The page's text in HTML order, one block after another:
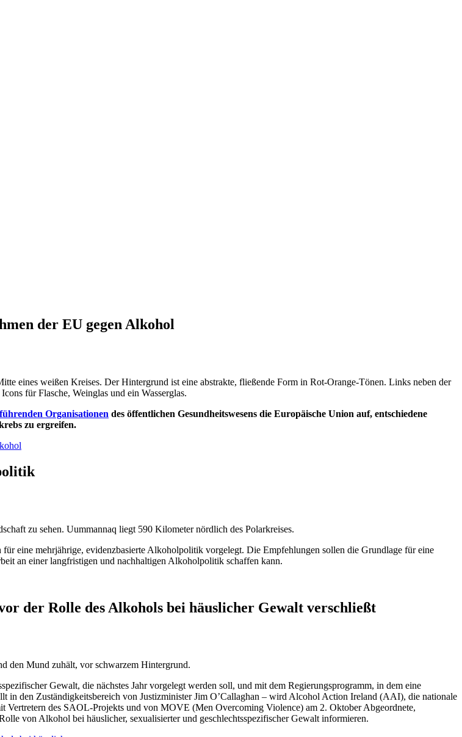
der EU gegen Alkohol
Organisationen des öffentlichen Gesundheitswesens die Europäische Union auf, entschiedene
zu ergreifen.
eine mehrjährige, evidenzbasierte Alkoholpolitik vorgelegt. Die Empfehlungen sollen die Grundlage für eine
an einer langfristigen und nachhaltigen Alkoholpolitik schaffen kann.
der Rolle des Alkohols bei häuslicher Gewalt verschließt
Gewalt, die nächstes Jahr vorgelegt werden soll, und mit dem Regierungsprogramm, in dem eine
den Zuständigkeitsbereich von Justizminister Jim O’Callaghan – wird Alcohol Action Ireland (AAI), die nationale
Vertretern des SAOL-Projekts und von MOVE (Men Overcoming Violence) am 2. Oktober Abgeordnete,
von Alkohol bei häuslicher, sexualisierter und geschlechtsspezifischer Gewalt informieren.